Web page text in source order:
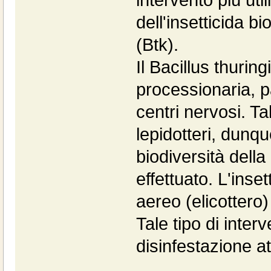
dell'insetticida
(Btk).
Il Bacillus
processionaria,
centri nervosi.
lepidotteri,
biodiversità
effettuato.
aereo
Tale tipo di
disinfestazione